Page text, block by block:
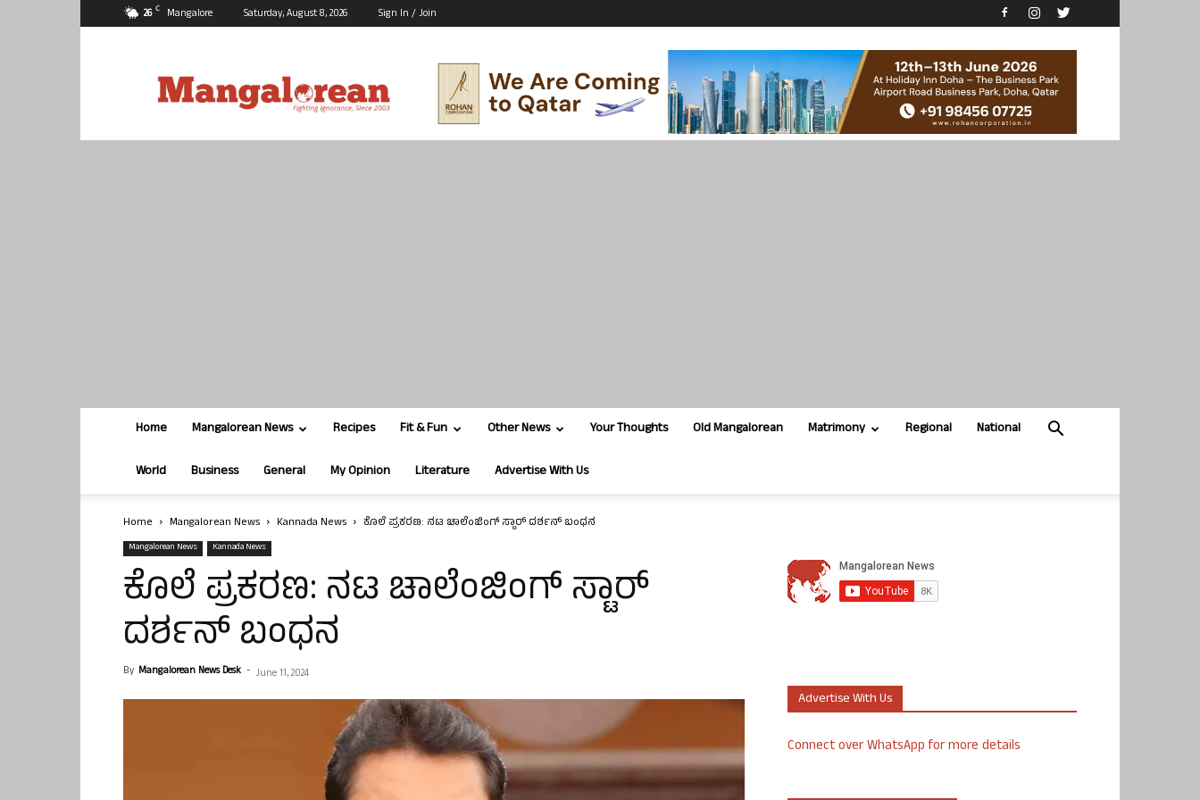
26 C Mangalore Saturday, August 8, 2026 Sign In / Join
Home Mangalorean News Recipes Fit & Fun Other News Your Thoughts Old Mangalorean Matrimony Regional National
World Business General My Opinion Literature Advertise With Us
Home Mangalorean News Kannada News ಕೊಲೆ ಪ್ರಕರಣ: ನಟ ಚಾಲೆಂಜಿಂಗ್ ಸ್ಟಾರ್‌ ದರ್ಶನ್‌ ಬಂಧನ
Mangalorean News Kannada News
ಕೊಲೆ ಪ್ರಕರಣ: ನಟ ಚಾಲೆಂಜಿಂಗ್ ಸ್ಟಾರ್‌
ದರ್ಶನ್‌ ಬಂಧನ
By Mangalorean News Desk - June 11, 2024
Advertise With Us
Connect over WhatsApp for more details